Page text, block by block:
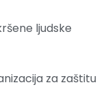
ljudske
za zaštitu